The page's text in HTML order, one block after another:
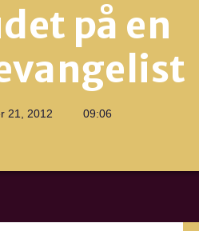
på en
21, 2012 09:06